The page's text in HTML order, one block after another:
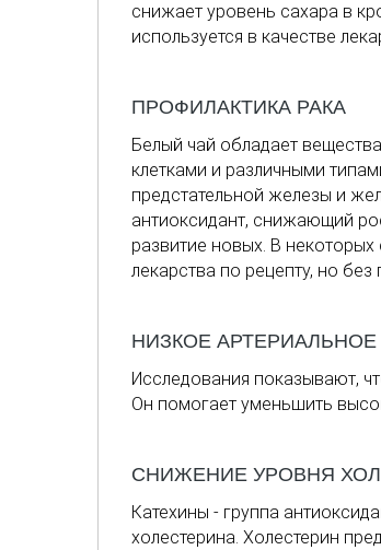
снижает уровень сахара в
используется в качестве
ПРОФИЛАКТИКА РАКА
Белый чай обладает
клетками и различными
предстательной железы и
антиоксидант, снижающий
развитие новых. В
лекарства по рецепту, но
НИЗКОЕ
Исследования показывают,
Он помогает уменьшить
СНИЖЕНИЕ УРОВНЯ
Катехины - группа
холестерина. Холестерин